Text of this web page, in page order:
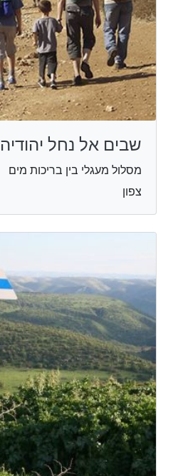
שבים אל נחל יהודיה
מסלול מעגלי בין בריכות מים
צפון